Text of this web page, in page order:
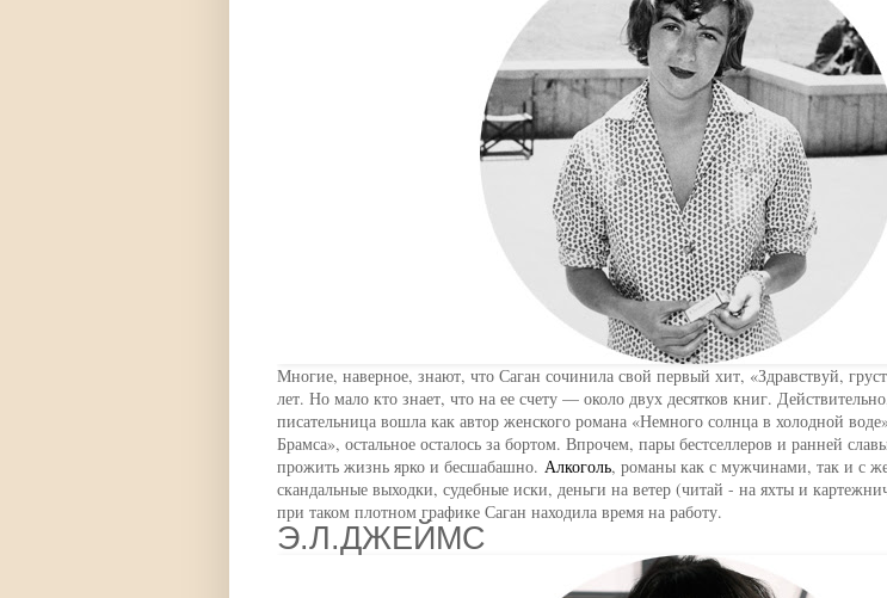
Многие, наверное, знают, что Саган сочинила свой первый хит, «Здравствуй,
лет. Но мало кто знает, что на ее счету — около двух десятков книг.
писательница вошла как автор женского романа «Немного солнца в холодной
Брамса», остальное осталось за бортом. Впрочем, пары бестселлеров и ранней
прожить жизнь ярко и бесшабашно. Алкоголь, романы как с мужчинами, так и с
скандальные выходки, судебные иски, деньги на ветер (читай - на яхты и
при таком плотном графике Саган находила время на работу.
Э.Л.ДЖЕЙМС